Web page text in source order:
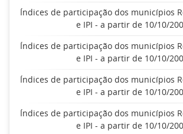
Índices de participação dos municípios
e IPI - a partir de 10/10/
Índices de participação dos municípios
e IPI - a partir de 10/10/
Índices de participação dos municípios
e IPI - a partir de 10/10/
Índices de participação dos municípios
e IPI - a partir de 10/10/